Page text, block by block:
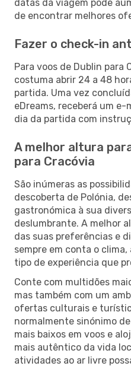
datas da viagem pode
de encontrar melhores
Fazer o check-in
Para voos de Dublin para
costuma abrir 24 a 48
partida. Uma vez
eDreams, receberá um
dia da partida com
A melhor altura
para Cracóvia
São inúmeras as
descoberta de Polónia,
gastronómica à sua
deslumbrante. A melhor
das suas preferências e
sempre em conta o
tipo de experiência que
Conte com multidões
mas também com um
ofertas culturais e
normalmente sinónimo
mais baixos em voos e
mais autêntico da vida
atividades ao ar livre